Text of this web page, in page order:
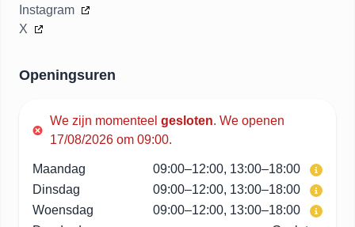
Instagram
X
Openingsuren
We zijn momenteelgesloten.We openen
17/08/2026 om 09:00.
Maandag
09:00–12:00, 13:00–18:00
Dinsdag
09:00–12:00, 13:00–18:00
Woensdag
09:00–12:00, 13:00–18:00